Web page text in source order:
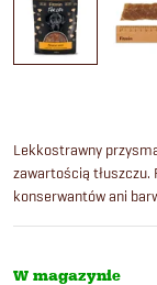
Lekkostrawny
zawartością tłuszczu.
konserwantów ani
W magazynie